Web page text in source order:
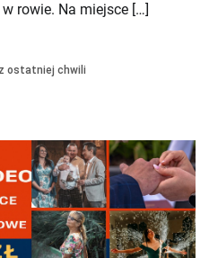
rowie. Na miejsce […]